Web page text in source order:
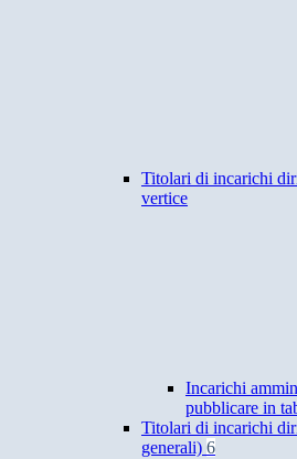
Titolari di incarichi
vertice
Incarichi
pubblicare in
Titolari di incarichi
generali) 6